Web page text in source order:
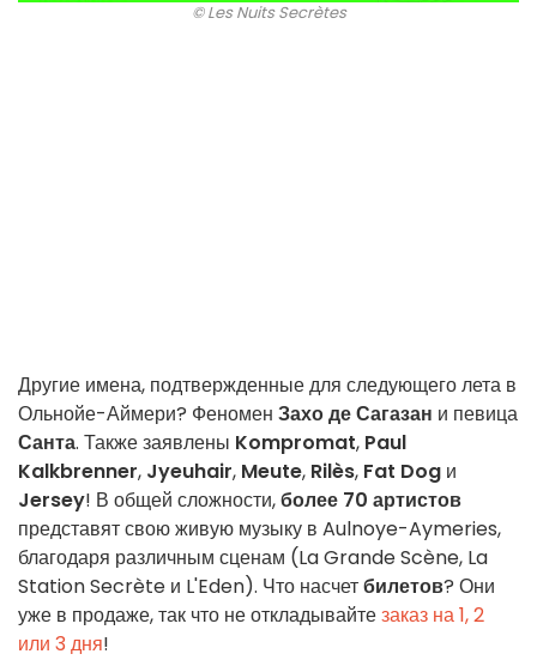
© Les Nuits Secrètes
Другие имена, подтвержденные для следующего лета в
Ольнойе-Аймери? Феномен Захо де Сагазан и певица
Санта. Также заявлены Kompromat, Paul
Kalkbrenner, Jyeuhair, Meute, Rilès, Fat Dog и
Jersey! В общей сложности,более 70 артистов
представят свою живую музыку в Aulnoye-Aymeries,
благодаря различным сценам (La Grande Scène, La
Station Secrète и L'Eden). Что насчетбилетов? Они
уже в продаже, так что не откладывайтезаказ на 1, 2
или 3 дня!